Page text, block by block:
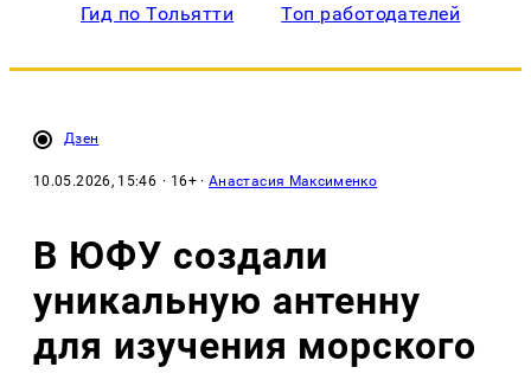
Гид по Тольятти Топ работодателей
Дзен
10.05.2026, 15:46 · 16+ ·Анастасия Максименко
В ЮФУ создали
уникальную антенну
для изучения морского